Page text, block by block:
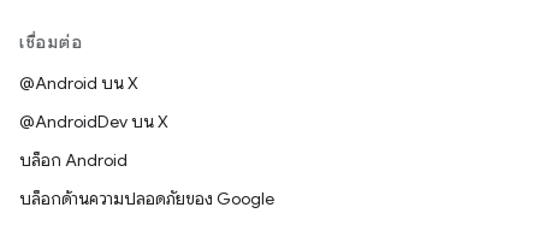
เชื่อมต่อ
@Android บน X
@AndroidDev บน X
บล็อก Android
บล็อกด้านความปลอดภัยของ Google